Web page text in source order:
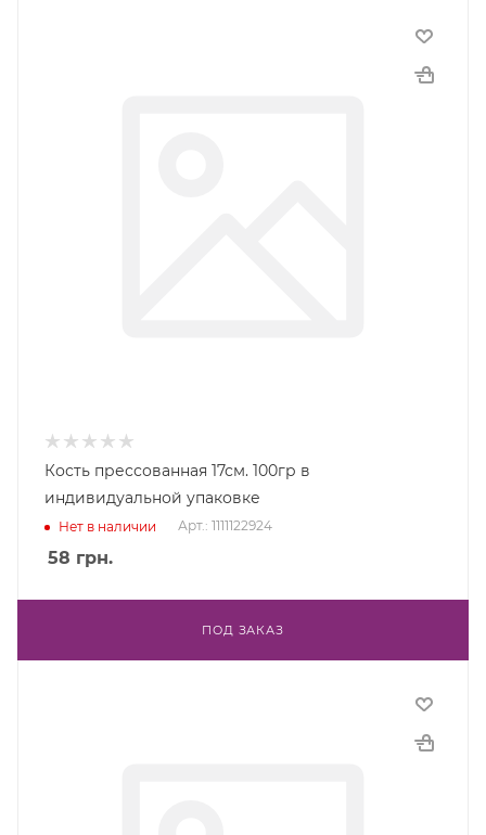
Кость прессованная 17см. 100гр в
индивидуальной упаковке
Нет в наличии Арт.: 1111122924
58 грн.
ПОД ЗАКАЗ